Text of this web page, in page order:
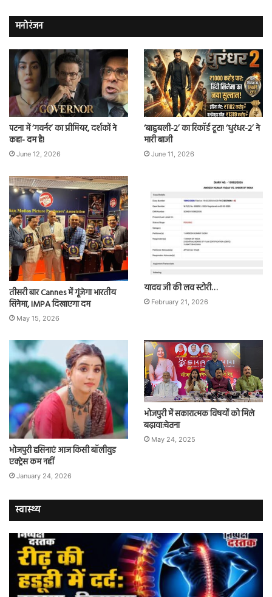
मनोरंजन
पटना में ‘गवर्नर’ का प्रीमियर, दर्शकों ने
कहा- दम है!
June 12, 2026
‘बाहुबली-2’ का रिकॉर्ड टूटा! ‘धुरंधर-2’ ने
मारी बाजी
June 11, 2026
तीसरी बार Cannes में गूंजेगा भारतीय
सिनेमा, IMPA दिखाएगा दम
May 15, 2026
यादव जी की लव स्टोरी…
February 21, 2026
भोजपुरी हसिनाएं आज किसी बॉलीवुड
एक्ट्रेस कम नहीं
January 24, 2026
भोजपुरी में सकारात्मक विषयों को मिले
बढ़ावा:चेतना
May 24, 2025
स्वास्थ्य